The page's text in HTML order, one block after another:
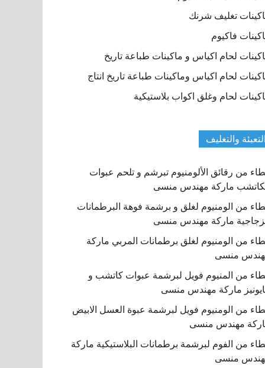
تغليف شرنك
فاكيوم
لحام اكياس و ماكينات طباعة تاريخ
لحام اكياس وماكينات طباعة تاريخ انتاج
لحام وغلق اكواب بلاستيكية
التعبئة والتغليف
من رقائق الألومنيوم تبرشم و تلحم عبوات
ماركة مهندس منسى
من الومنيوم لغلق و برشمة فوهة البرطمانات
ماركة مهندس منسى
من الومنيوم لغلق برطمانات المربي ماركة
منسى
من المنيوم فويل لبرشمة عبوات كاتشب و
ماركة مهندس منسى
من الومنيوم فويل لبرشمة عبوة العسل الابيض
مهندس منسى
من الفوم لبرشمة برطمانات البلاستيكية ماركة
منسى